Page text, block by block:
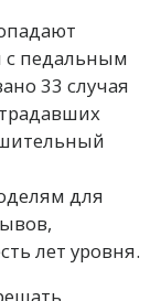
с педальным
33 случая
для
лет уровня.